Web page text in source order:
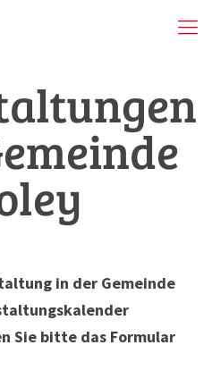
in der Gemeinde
Sie bitte das Formular